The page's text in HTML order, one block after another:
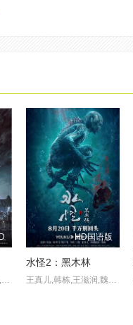
张峻鸣,谭晓凡,李斐然,林雪飘,郭佳伊,沈凯,方帅,李彦锋,张春仲,赵擎
HD国语版
水怪2：黑木林
王真儿,韩栋,王滋润,魏子淇